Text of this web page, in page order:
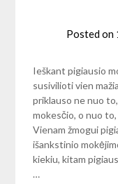
Posted on
Ieškant pigiausio
susivilioti vien
priklauso ne nuo
mokesčio, o nuo
Vienam žmogui
išankstinio
kiekiu, kitam
…